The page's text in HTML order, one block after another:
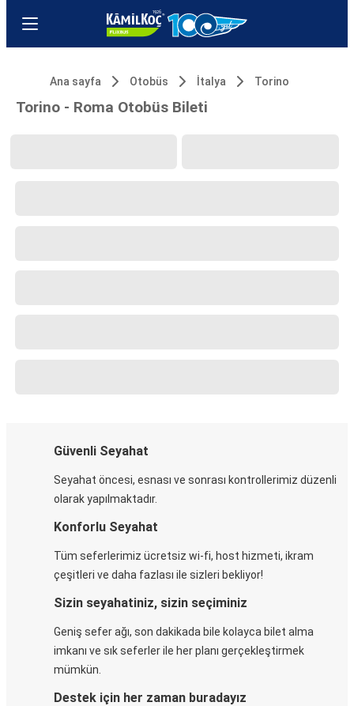
Ana sayfa Otobüs İtalya Torino
Torino - Roma Otobüs Bileti
Güvenli Seyahat
Seyahat öncesi, esnası ve sonrası kontrollerimiz düzenli
olarak yapılmaktadır.
Konforlu Seyahat
Tüm seferlerimiz ücretsiz wi-fi, host hizmeti, ikram
çeşitleri ve daha fazlası ile sizleri bekliyor!
Sizin seyahatiniz, sizin seçiminiz
Geniş sefer ağı, son dakikada bile kolayca bilet alma
imkanı ve sık seferler ile her planı gerçekleştirmek
mümkün.
Destek için her zaman buradayız